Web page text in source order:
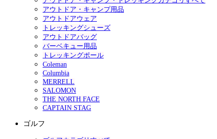
アウトドア・キャンプ用品
アウトドアウェア
トレッキングシューズ
アウトドアバッグ
バーベキュー用品
トレッキングポール
Coleman
Columbia
MERRELL
SALOMON
THE NORTH FACE
CAPTAIN STAG
ゴルフ